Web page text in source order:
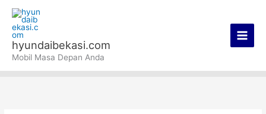
konten
hyundaibekasi.com
Mobil Masa Depan Anda